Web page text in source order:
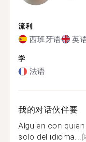
流利
西班牙语 英
学
法语
我的对话伙伴要
Alguien con
solo del idioma...